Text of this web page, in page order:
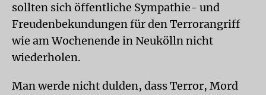
sollten sich öffentliche Sympathie- und
Freudenbekundungen für den Terrorangriff
wie am Wochenende in Neukölln nicht
wiederholen.
Man werde nicht dulden, dass Terror, Mord